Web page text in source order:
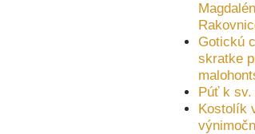
Gotickú
skratke
Púť k sv.
Kostolík